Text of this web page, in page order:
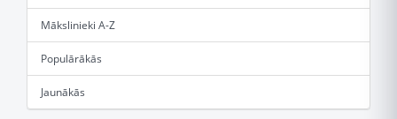
Mākslinieki A-Z
Populārākās
Jaunākās